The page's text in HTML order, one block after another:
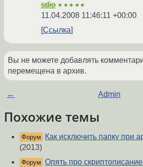
sdio ★★★★★
11.04.2008 11:46:11 +00:00
Ссылка
Вы не можете добавлять
перемещена в архив.
← Admin
Похожие темы
Форум
Как исключить папку при
(2013)
Форум Опять про